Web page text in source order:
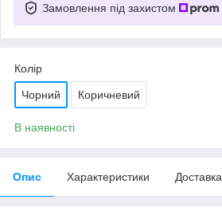
Замовлення під захистом
Колір
Чорний Коричневий
В наявності
Опис Характеристики Доставка